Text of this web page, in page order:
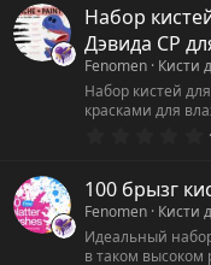
з
ё
з
д
Набор
Дэвида CP
Fenomen Кисти
Набор кистей
красками для
0
з
з
100 брызг
Fenomen Кисти
Идеальный
в таком